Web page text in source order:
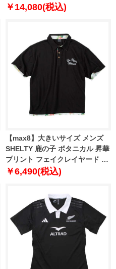
ック 1278-5229-1 3L 4L 5L 6L
￥14,080(税込)
【max8】大きいサイズ メンズ
SHELTY 鹿の子 ボタニカル 昇華
プリント フェイクレイヤード 半
袖 ポロシャツ ブラック 1268-
￥6,490(税込)